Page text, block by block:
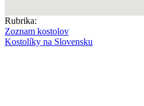
Rubrika:
Zoznam kostolov
Kostolíky na Slovensku